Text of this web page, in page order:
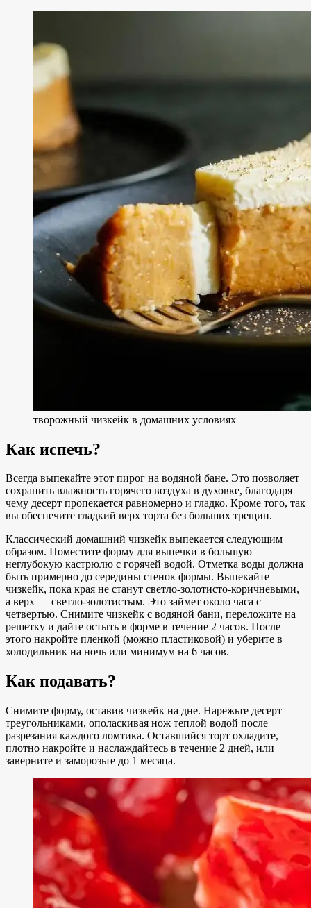
творожный чизкейк в домашних условиях
Как испечь?
Всегда выпекайте этот пирог на водяной бане. Это позволяет
сохранить влажность горячего воздуха в духовке, благодаря
чему десерт пропекается равномерно и гладко. Кроме того, так
вы обеспечите гладкий верх торта без больших трещин.
Классический домашний чизкейк выпекается следующим
образом. Поместите форму для выпечки в большую
неглубокую кастрюлю с горячей водой. Отметка воды должна
быть примерно до середины стенок формы. Выпекайте
чизкейк, пока края не станут светло-золотисто-коричневыми,
а верх — светло-золотистым. Это займет около часа с
четвертью. Снимите чизкейк с водяной бани, переложите на
решетку и дайте остыть в форме в течение 2 часов. После
этого накройте пленкой (можно пластиковой) и уберите в
холодильник на ночь или минимум на 6 часов.
Как подавать?
Снимите форму, оставив чизкейк на дне. Нарежьте десерт
треугольниками, ополаскивая нож теплой водой после
разрезания каждого ломтика. Оставшийся торт охладите,
плотно накройте и наслаждайтесь в течение 2 дней, или
заверните и заморозьте до 1 месяца.